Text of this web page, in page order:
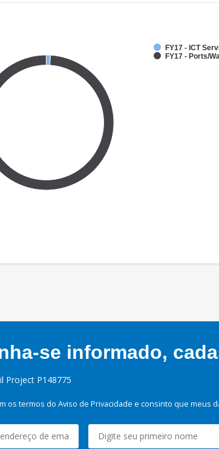
FY17 - ICT
FY17 - Ports/
se informado,
Project P148775
os termos do Aviso de Privacidade e consinto que